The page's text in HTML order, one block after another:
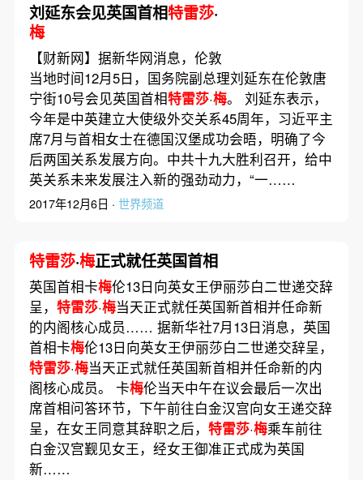
刘延东会见英国首相特雷莎·
梅
【财新网】据新华网消息，伦敦
当地时间12月5日，国务院副总理刘延东在伦敦唐
宁街10号会见英国首相特雷莎·梅。 刘延东表示，
今年是中英建立大使级外交关系45周年，习近平主
席7月与首相女士在德国汉堡成功会晤，明确了今
后两国关系发展方向。中共十九大胜利召开，给中
英关系未来发展注入新的强劲动力，“一……
2017年12月6日 · 世界频道
特雷莎·梅正式就任英国首相
英国首相卡梅伦13日向英女王伊丽莎白二世递交辞
呈， 特雷莎·梅当天正式就任英国新首相并任命新
的内阁核心成员…… 据新华社7月13日消息，英国
首相卡梅伦13日向英女王伊丽莎白二世递交辞呈，
特雷莎·梅当天正式就任英国新首相并任命新的内
阁核心成员。 卡梅伦当天中午在议会最后一次出
席首相问答环节，下午前往白金汉宫向女王递交辞
呈，在女王同意其辞职之后， 特雷莎·梅乘车前往
白金汉宫觐见女王，经女王御准正式成为英国
新……